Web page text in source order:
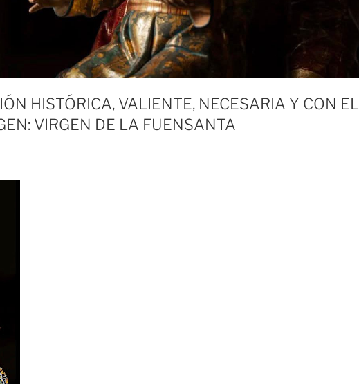
HISTÓRICA, VALIENTE, NECESARIA Y CON EL
VIRGEN DE LA FUENSANTA